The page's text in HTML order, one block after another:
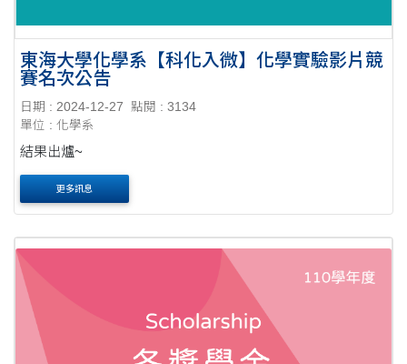
東海大學化學系【科化入微】化學實驗影片競
賽名次公告
日期 : 2024-12-27
點閱 : 3134
單位 : 化學系
結果出爐~
更多訊息